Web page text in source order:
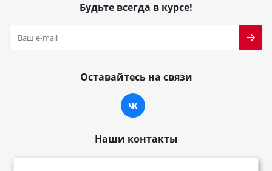
Будьте всегда в курсе!
Оставайтесь на связи
Наши контакты